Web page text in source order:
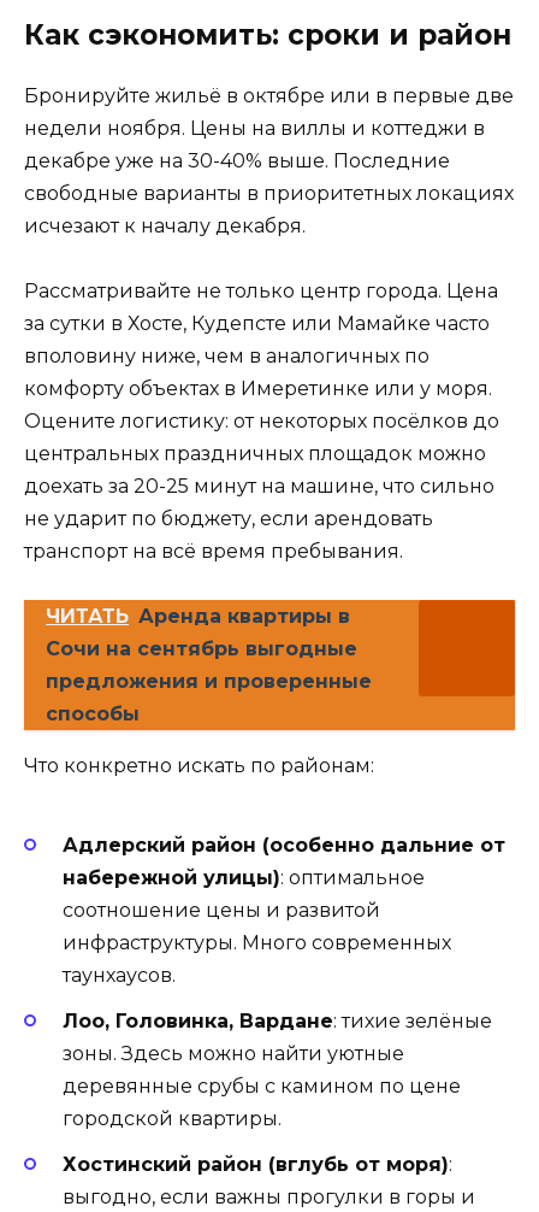
Как сэкономить: сроки и район
Бронируйте жильё в октябре или в первые две
недели ноября. Цены на виллы и коттеджи в
декабре уже на 30-40% выше. Последние
свободные варианты в приоритетных локациях
исчезают к началу декабря.
Рассматривайте не только центр города. Цена
за сутки в Хосте, Кудепсте или Мамайке часто
вполовину ниже, чем в аналогичных по
комфорту объектах в Имеретинке или у моря.
Оцените логистику: от некоторых посёлков до
центральных праздничных площадок можно
доехать за 20-25 минут на машине, что сильно
не ударит по бюджету, если арендовать
транспорт на всё время пребывания.
ЧИТАТЬ Аренда квартиры в
Сочи на сентябрь выгодные
предложения и проверенные
способы
Что конкретно искать по районам:
Адлерский район (особенно дальние от
набережной улицы): оптимальное
соотношение цены и развитой
инфраструктуры. Много современных
таунхаусов.
Лоо, Головинка, Вардане: тихие зелёные
зоны. Здесь можно найти уютные
деревянные срубы с камином по цене
городской квартиры.
Хостинский район (вглубь от моря):
выгодно, если важны прогулки в горы и